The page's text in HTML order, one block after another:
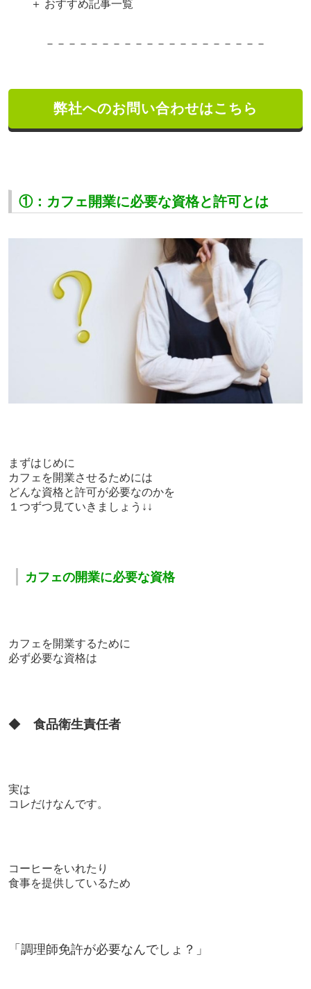
＋ おすすめ記事一覧
－－－－－－－－－－－－－－－－－－－－
弊社へのお問い合わせはこちら
①：カフェ開業に必要な資格と許可とは
まずはじめに
カフェを開業させるためには
どんな資格と許可が必要なのかを
１つずつ見ていきましょう↓↓
カフェの開業に必要な資格
カフェを開業するために
必ず必要な資格は
◆ 食品衛生責任者
実は
コレだけなんです。
コーヒーをいれたり
食事を提供しているため
「調理師免許が必要なんでしょ？」